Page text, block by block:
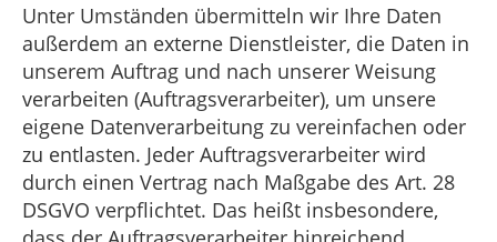
Unter Umständen übermitteln wir Ihre Daten
außerdem an externe Dienstleister, die Daten in
unserem Auftrag und nach unserer Weisung
verarbeiten (Auftragsverarbeiter), um unsere
eigene Datenverarbeitung zu vereinfachen oder
zu entlasten. Jeder Auftragsverarbeiter wird
durch einen Vertrag nach Maßgabe des Art. 28
DSGVO verpflichtet. Das heißt insbesondere,